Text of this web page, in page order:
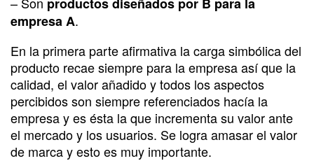
empresa A.
En la primera parte afirmativa la carga simbólica del
producto recae siempre para la empresa así que la
calidad, el valor añadido y todos los aspectos
percibidos son siempre referenciados hacía la
empresa y es ésta la que incrementa su valor ante
el mercado y los usuarios. Se logra amasar el valor
de marca y esto es muy importante.